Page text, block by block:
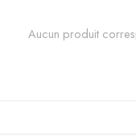
Aucun produit